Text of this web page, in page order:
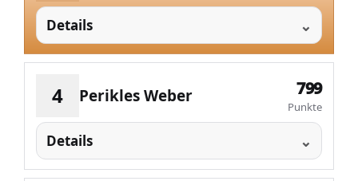
Details
4 Perikles Weber 799
Punkte
Details